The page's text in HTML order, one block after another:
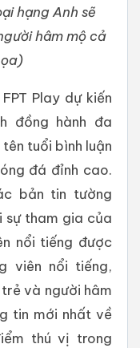
hạng Anh sẽ
hâm mộ cả
Play dự kiến
đồng hành đa
tuổi bình luận
đá đỉnh cao.
bản tin tường
sự tham gia của
nổi tiếng được
viên nổi tiếng,
và người hâm
tin mới nhất về
thú vị trong